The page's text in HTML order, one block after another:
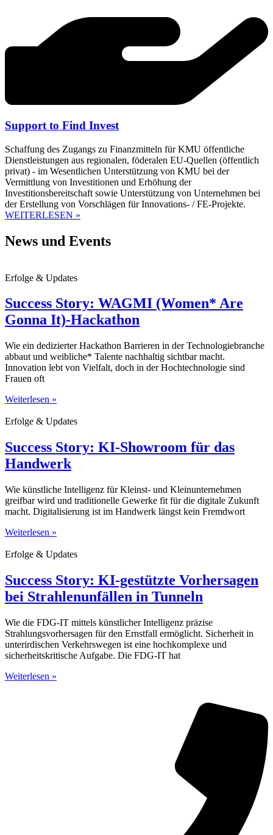
Support to Find Invest
Schaffung des Zugangs zu Finanzmitteln für KMU öffentliche
Dienstleistungen aus regionalen, föderalen EU-Quellen (öffentlich
privat) - im Wesentlichen Unterstützung von KMU bei der
Vermittlung von Investitionen und Erhöhung der
Investitionsbereitschaft sowie Unterstützung von Unternehmen bei
der Erstellung von Vorschlägen für Innovations- / FE-Projekte.
WEITERLESEN »
News und Events
Erfolge & Updates
Success Story: WAGMI (Women* Are
Gonna It)-Hackathon
Wie ein dedizierter Hackathon Barrieren in der Technologiebranche
abbaut und weibliche* Talente nachhaltig sichtbar macht.
Innovation lebt von Vielfalt, doch in der Hochtechnologie sind
Frauen oft
Weiterlesen »
Erfolge & Updates
Success Story: KI-Showroom für das
Handwerk
Wie künstliche Intelligenz für Kleinst- und Kleinunternehmen
greifbar wird und traditionelle Gewerke fit für die digitale Zukunft
macht. Digitalisierung ist im Handwerk längst kein Fremdwort
Weiterlesen »
Erfolge & Updates
Success Story: KI-gestützte Vorhersagen
bei Strahlenunfällen in Tunneln
Wie die FDG-IT mittels künstlicher Intelligenz präzise
Strahlungsvorhersagen für den Ernstfall ermöglicht. Sicherheit in
unterirdischen Verkehrswegen ist eine hochkomplexe und
sicherheitskritische Aufgabe. Die FDG-IT hat
Weiterlesen »